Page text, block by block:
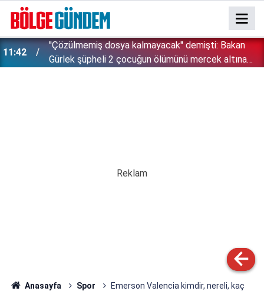
11:42
''Çözülmemiş dosya kalmayacak'' demişti: Bakan
Gürlek şüpheli 2 çocuğun ölümünü mercek altına
Anasayfa Spor
Emerson Valencia kimdir, nereli, kaç